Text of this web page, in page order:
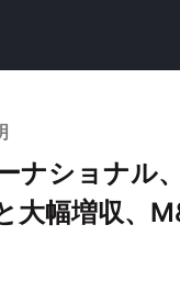
ナショナル
大幅増収、